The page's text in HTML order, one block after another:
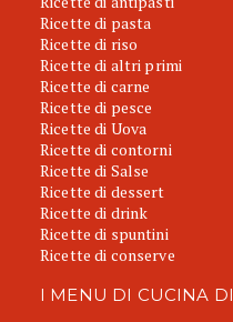
Ricette di pasta
Ricette di riso
Ricette di altri primi
Ricette di carne
Ricette di pesce
Ricette di Uova
Ricette di contorni
Ricette di Salse
Ricette di dessert
Ricette di drink
Ricette di spuntini
Ricette di conserve
I MENU DI CUCINA